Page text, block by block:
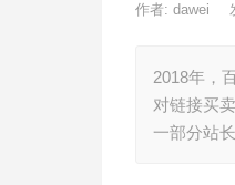
作者: dawei
2018年，
对链接买
一部分站